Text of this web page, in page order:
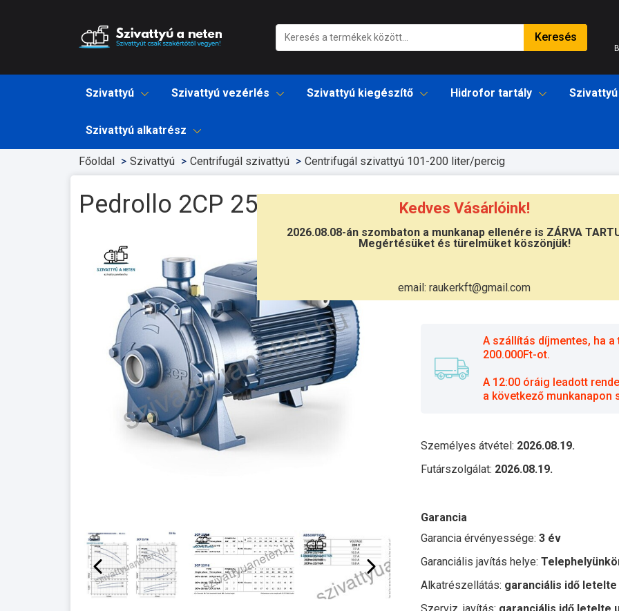
Kedves Vásárlóink!
2026.08.08-án szombaton a munkanap ellenére is ZÁRVA
Megértésüket és türelmüket köszönjük!
email: raukerkft@gmail.com
Keresés
Szivattyú Szivattyú vezérlés Szivattyú kiegészítő Hidrofor tartály
Szivattyú alkatrész
Főoldal Szivattyú Centrifugál szivattyú Centrifugál szivattyú 101-200 liter/percig
Pedrollo 2CP 25/16A
Átvétel
Szállítási költség:ingyenes
A szállítás díjmentes, ha
200.000Ft-ot.
A 12:00 óráig leadott
a következő munkanapon
Személyes átvétel: 2026.08.19.
Futárszolgálat: 2026.08.19.
Garancia
Garancia érvényessége: 3 év
Garanciális javítás helye:
Alkatrészellátás: garanciális idő letelte